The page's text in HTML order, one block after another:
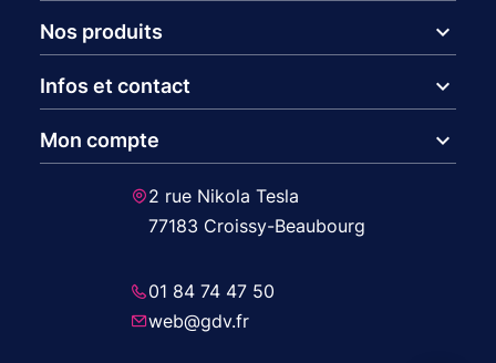
Nos produits expand_more
Infos et contact expand_more
Mon compte expand_more
2 rue Nikola Tesla
77183 Croissy-Beaubourg
01 84 74 47 50
web@gdv.fr